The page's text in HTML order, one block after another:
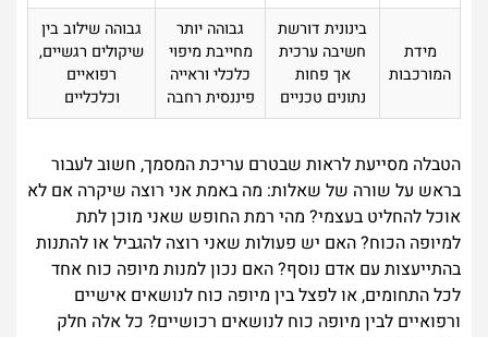
מידת
המורכבות
בינונית דורשת
חשיבה ערכית
אך פחות
נתונים טכניים
גבוהה יותר
מחייבת מיפוי
כלכלי וראייה
פיננסית רחבה
גבוהה שילוב בין
שיקולים רגשיים,
רפואיים
וכלכליים
הטבלה מסייעת לראות שבטרם עריכת המסמך, חשוב לעבור
בראש על שורה של שאלות: מה באמת אני רוצה שיקרה אם לא
אוכל להחליט בעצמי? מהי רמת החופש שאני מוכן לתת
למיופה הכוח? האם יש פעולות שאני רוצה להגביל או להתנות
בהתייעצות עם אדם נוסף? האם נכון למנות מיופה כוח אחד
לכל התחומים, או לפצל בין מיופה כוח לנושאים אישיים
ורפואיים לבין מיופה כוח לנושאים רכושיים? כל אלה חלק